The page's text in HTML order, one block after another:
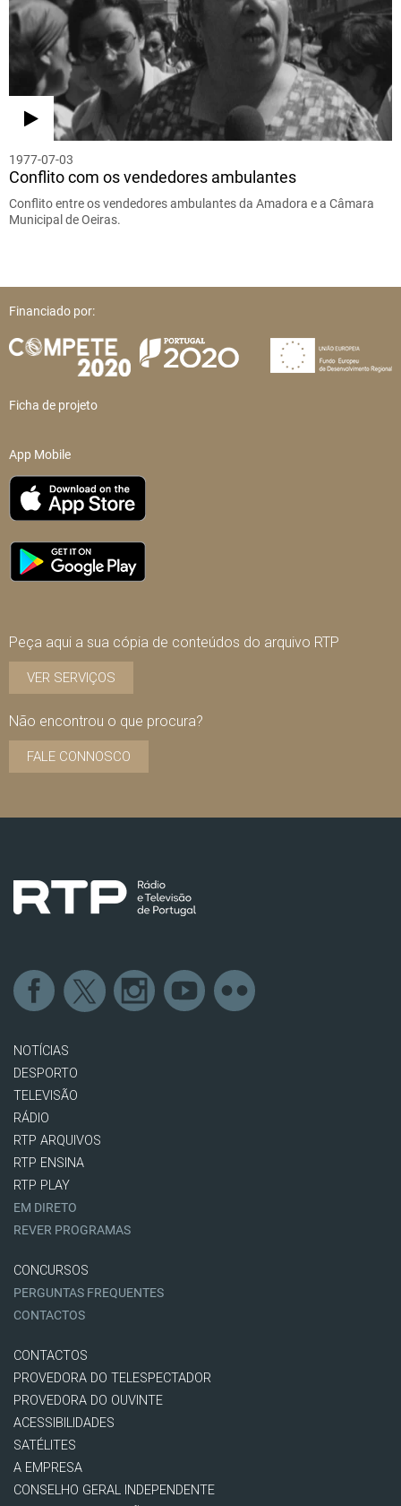
1977-07-03
Conflito com os vendedores ambulantes
Conflito entre os vendedores ambulantes da Amadora e a Câmara
Municipal de Oeiras.
Financiado por:
Ficha de projeto
App Mobile
Peça aqui a sua cópia de conteúdos do arquivo RTP
VER SERVIÇOS
Não encontrou o que procura?
FALE CONNOSCO
NOTÍCIAS
DESPORTO
TELEVISÃO
RÁDIO
RTP ARQUIVOS
RTP ENSINA
RTP PLAY
EM DIRETO
REVER PROGRAMAS
CONCURSOS
PERGUNTAS FREQUENTES
CONTACTOS
CONTACTOS
PROVEDORA DO TELESPECTADOR
PROVEDORA DO OUVINTE
ACESSIBILIDADES
SATÉLITES
A EMPRESA
CONSELHO GERAL INDEPENDENTE